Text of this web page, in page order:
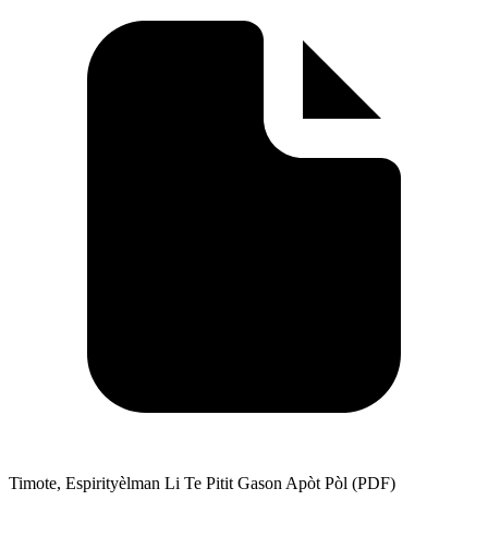
Timote, Espirityèlman Li Te Pitit Gason Apòt Pòl (PDF)